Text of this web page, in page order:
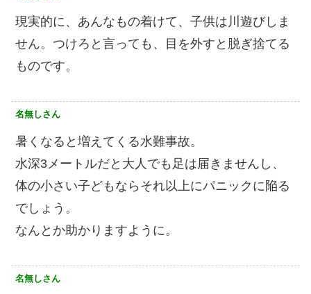
現実的に、あんなもの着けて、子供は川遊びしま
せん。つけろと言っても、目を外すと脱ぎ捨てる
ものです。
名無しさん
暑くなると増えてくる水難事故。
水深3メートルだと大人でも足は届きませんし、
体の小さい子どもならそれ以上にパニックに陥る
でしょう。
なんとか助かりますように。
名無しさん